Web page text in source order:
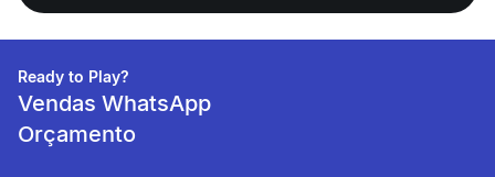
Ready to Play?
Vendas WhatsApp
Orçamento